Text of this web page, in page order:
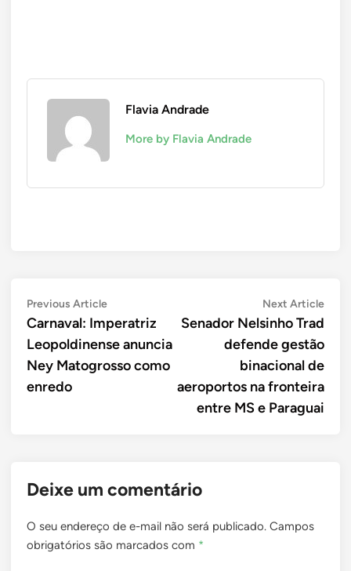
Flavia Andrade
More by Flavia Andrade
Navegação
de
Post
Previous ArticlePrevious
article:
Carnaval: Imperatriz
Leopoldinense anuncia
Ney Matogrosso como
enredo
Next ArticleNext
Senador Nelsinho Trad
defende gestão
binacional de
aeroportos na fronteira
entre MS e Paraguai
Deixe um comentário
O seu endereço de e-mail não será publicado. Campos
obrigatórios são marcados com *